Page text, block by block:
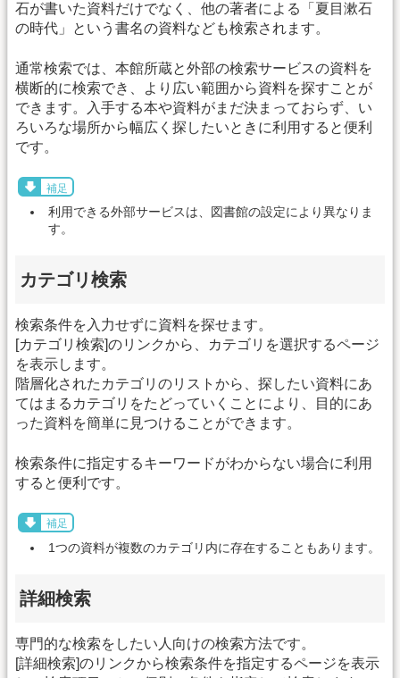
石が書いた資料だけでなく、他の著者による「夏目漱石
の時代」という書名の資料なども検索されます。
通常検索では、本館所蔵と外部の検索サービスの資料を
横断的に検索でき、より広い範囲から資料を探すことが
できます。入手する本や資料がまだ決まっておらず、い
ろいろな場所から幅広く探したいときに利用すると便利
です。
補足
利用できる外部サービスは、図書館の設定により異なりま
す。
カテゴリ検索
検索条件を入力せずに資料を探せます。
[カテゴリ検索]のリンクから、カテゴリを選択するページ
を表示します。
階層化されたカテゴリのリストから、探したい資料にあ
てはまるカテゴリをたどっていくことにより、目的にあ
った資料を簡単に見つけることができます。
検索条件に指定するキーワードがわからない場合に利用
すると便利です。
補足
1つの資料が複数のカテゴリ内に存在することもあります。
詳細検索
専門的な検索をしたい人向けの検索方法です。
[詳細検索]のリンクから検索条件を指定するページを表示